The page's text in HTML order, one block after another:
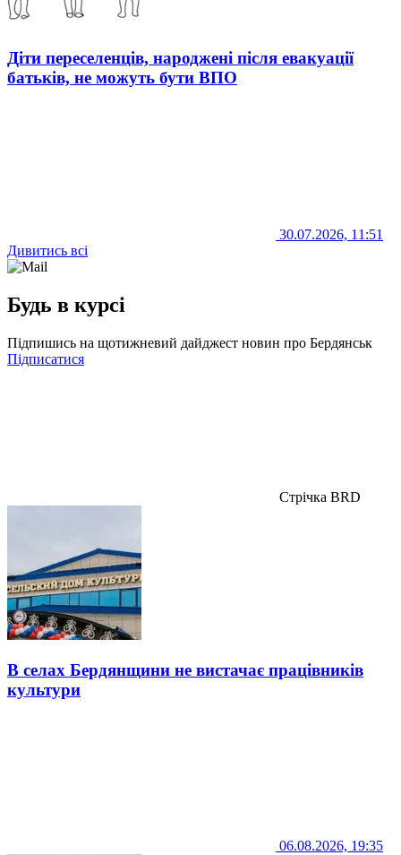
Діти переселенців, народжені після евакуації
батьків, не можуть бути ВПО
30.07.2026, 11:51
Дивитись всі
Будь в курсі
Підпишись на щотижневий дайджест новин про Бердянськ
Підписатися
Стрічка BRD
В селах Бердянщини не вистачає працівників
культури
06.08.2026, 19:35